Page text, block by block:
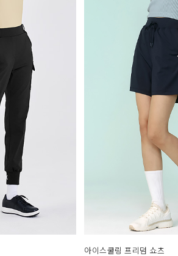
아이스쿨링 프리덤 쇼츠